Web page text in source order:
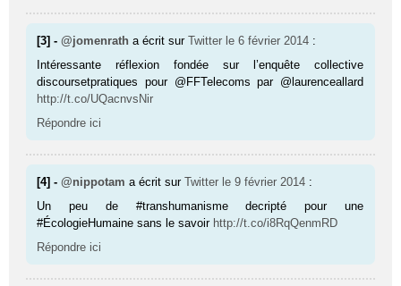
[3] -@jomenrath a écrit surTwitter le 6 février 2014 :
Intéressante réflexion fondée sur l’enquête collective
discoursetpratiques pour @FFTelecoms par @laurenceallard
http://t.co/UQacnvsNir
Répondre ici
[4] -@nippotam a écrit surTwitter le 9 février 2014 :
Un peu de #transhumanisme decripté pour une
#ÉcologieHumaine sans le savoir http://t.co/i8RqQenmRD
Répondre ici